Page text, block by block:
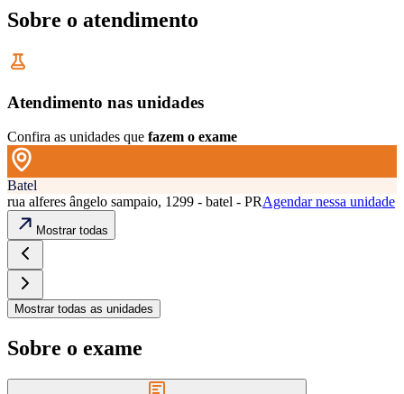
Sobre o atendimento
Atendimento nas unidades
Confira as unidades que fazem o exame
Batel
rua alferes ângelo sampaio, 1299 - batel - PRAgendar nessa unidade
Mostrar todas
Mostrar todas as unidades
Sobre o exame